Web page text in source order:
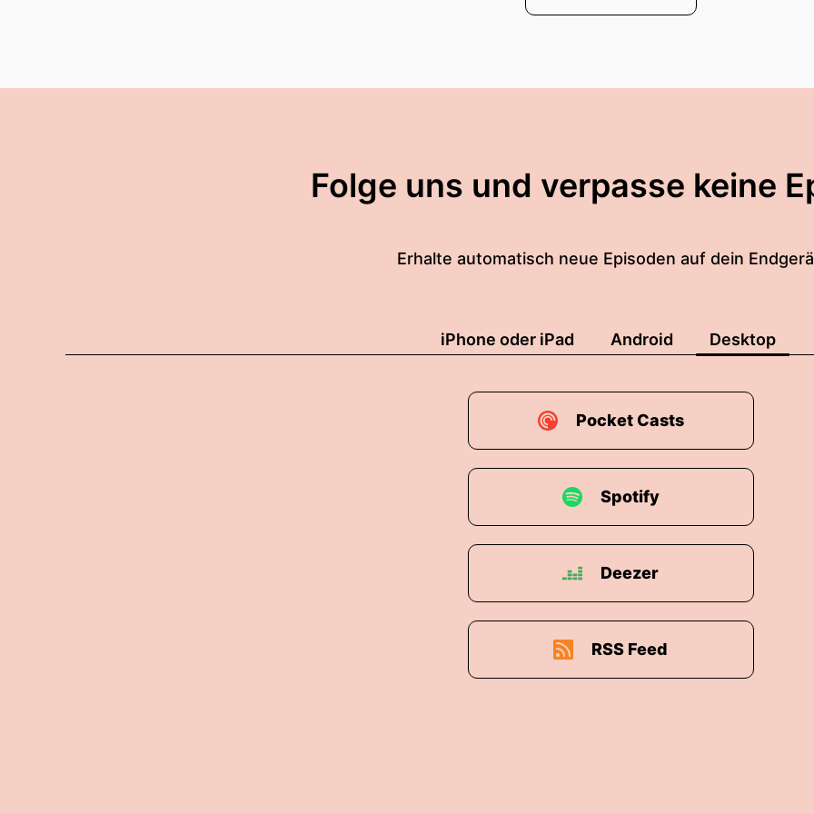
Folge uns und verpasse keine
Erhalte automatisch neue Episoden auf dein
iPhone oder iPad Android Desktop
Pocket Casts
Spotify
Deezer
RSS Feed